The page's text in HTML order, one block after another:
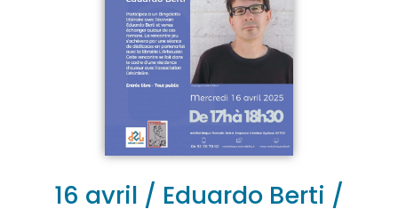
16 avril / Eduardo Berti /